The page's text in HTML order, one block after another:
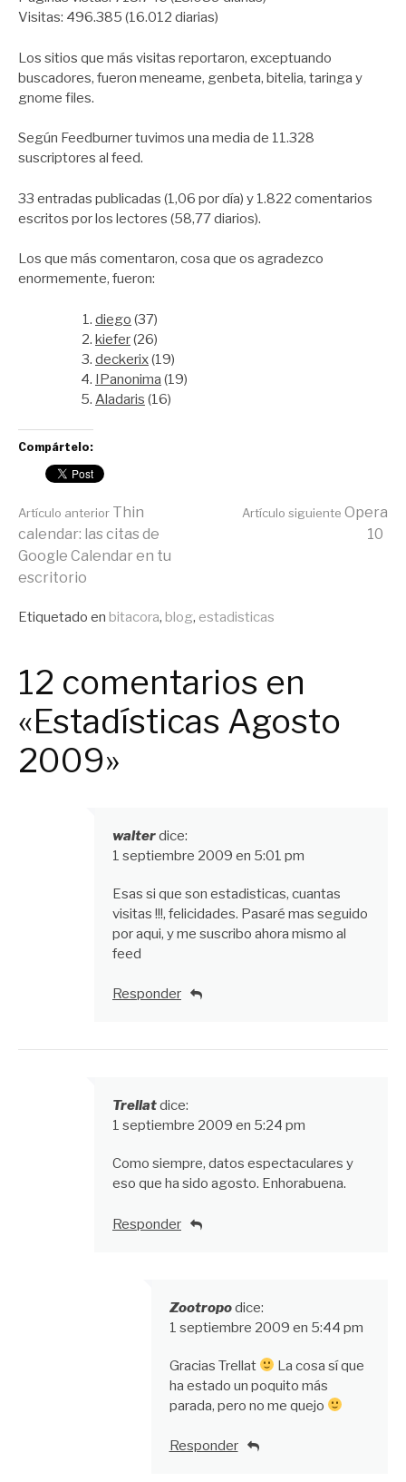
Visitas: 496.385 (16.012 diarias)
Los sitios que más visitas reportaron, exceptuando
buscadores, fueron meneame, genbeta, bitelia, taringa y
gnome files.
Según Feedburner tuvimos una media de 11.328
suscriptores al feed.
33 entradas publicadas (1,06 por día) y 1.822 comentarios
escritos por los lectores (58,77 diarios).
Los que más comentaron, cosa que os agradezco
enormemente, fueron:
diego (37)
kiefer(26)
deckerix(19)
IPanonima (19)
Aladaris (16)
Compártelo:
Seguir
leyendo
Artículo anterior Thin
calendar: las citas de
Google Calendar en tu
escritorio
Artículo siguiente Opera
10
Publicado
Etiquetado en bitacora, blog, estadisticas
12 comentarios en
«Estadísticas Agosto
2009»
walterdice:
1 septiembre 2009 en 5:01 pm
Esas si que son estadisticas, cuantas
visitas !!!, felicidades. Pasaré mas seguido
por aqui, y me suscribo ahora mismo al
feed
Responder
Trellatdice:
1 septiembre 2009 en 5:24 pm
Como siempre, datos espectaculares y
eso que ha sido agosto. Enhorabuena.
Responder
Zootropodice:
1 septiembre 2009 en 5:44 pm
Gracias Trellat
La cosa sí que
ha estado un poquito más
parada, pero no me quejo
Responder